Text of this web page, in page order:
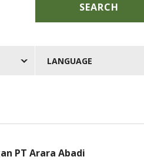
SEARCH
LANGUAGE
PT Arara Abadi